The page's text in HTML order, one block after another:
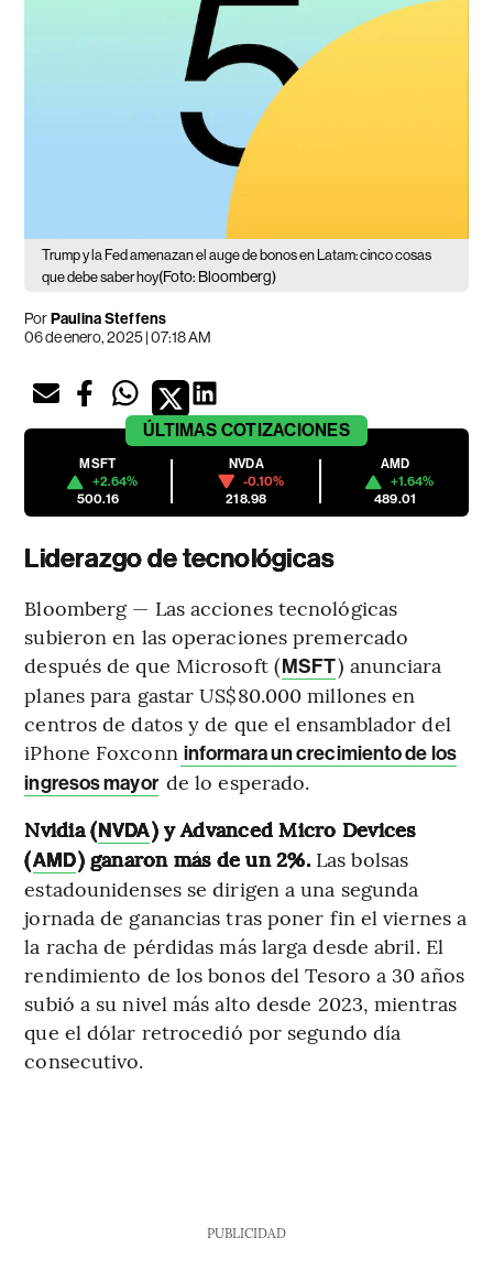
Trump y la Fed amenazan el auge de bonos en Latam: cinco cosas
que debe saber hoy(Foto: Bloomberg)
PorPaulina Steffens
06 de enero, 2025 | 07:18 AM
ÚLTIMAS COTIZACIONES
MSFT
+2.64%
500.16
NVDA
-0.10%
218.98
AMD
+1.64%
489.01
Liderazgo de tecnológicas
Bloomberg — Las acciones tecnológicas
subieron en las operaciones premercado
después de que Microsoft (MSFT) anunciara
planes para gastar US$80.000 millones en
centros de datos y de que el ensamblador del
iPhone Foxconn informara un crecimiento de los
ingresos mayor de lo esperado.
Nvidia (NVDA) y Advanced Micro Devices
(AMD) ganaron más de un 2%.Las bolsas
estadounidenses se dirigen a una segunda
jornada de ganancias tras poner fin el viernes a
la racha de pérdidas más larga desde abril. El
rendimiento de los bonos del Tesoro a 30 años
subió a su nivel más alto desde 2023, mientras
que el dólar retrocedió por segundo día
consecutivo.
PUBLICIDAD